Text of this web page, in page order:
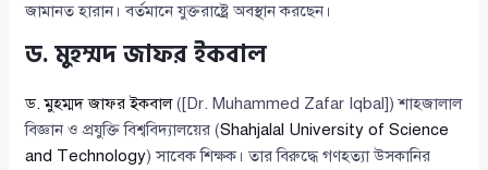
জামানত হারান। বর্তমানে যুক্তরাষ্ট্রে অবস্থান করছেন।
ড. মুহম্মদ জাফর ইকবাল
ড. মুহম্মদ জাফর ইকবাল([Dr. Muhammed Zafar Iqbal]) শাহজালাল
বিজ্ঞান ও প্রযুক্তি বিশ্ববিদ্যালয়ের (Shahjalal University of Science
and Technology) সাবেক শিক্ষক। তার বিরুদ্ধে গণহত্যা উসকানির